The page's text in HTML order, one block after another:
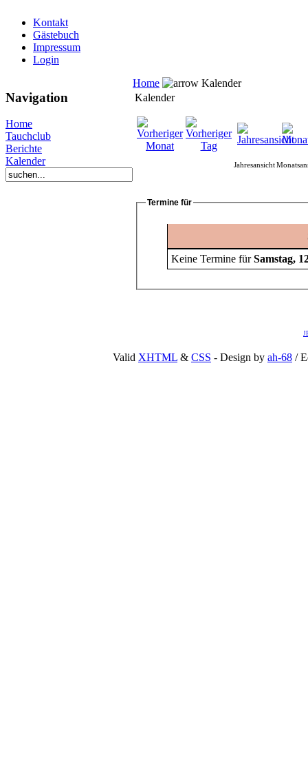
Kontakt
Gästebuch
Impressum
Login
Navigation
Home
Tauchclub
Berichte
Kalender
Home
Kalender
Kalender
Jahresansicht
Termine für
Keine Termine fürSamstag,
Valid XHTML & CSS - Design by ah-68 /